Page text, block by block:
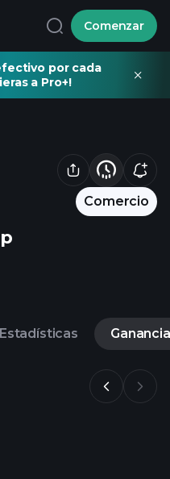
Comenzar
por cada
a Pro+!
Comercio
Estadísticas